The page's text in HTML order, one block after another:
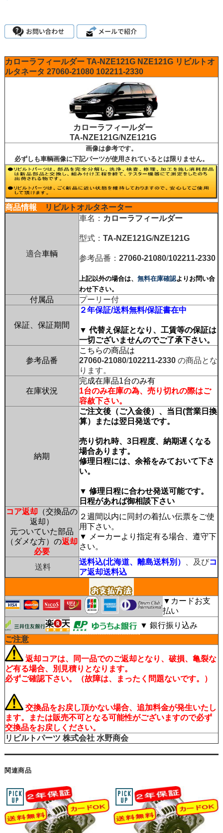
カローラフィールダー TA-NZE121G NZE121G リビルトオ
ルタネータ 27060-21080 102211-2330
カローラフィールダー
TA-NZE121G/NZE121G
画像は参考です。
必ずしも車輌画像に下記パーツが使用されているとは限りません。
商品情報 リビルトオルタネーター
適合車輌
車名： カローラフィールダー
型式： TA-NZE121G/NZE121G
参考品番： 27060-21080/102211-2330
上記以外の場合は、 無料在庫確認よりお問い合
わせ下さい。
付属品 プーリー付
保証、保証期間
２年保証/送料無料/保証書在中
▼ 代替え保証となり、工賃等の保証は
一切ございませんのでご了承下さい。
参考品番
こちらの商品は
27060-21080/102211-2330の商品とな
ります。
在庫状況
完成在庫品1台のみ有
1台のみ在庫の為、売り切れの際はご
容赦下さい。
納期
ご注文後（ご入金後）、当日(営業日換
算）または翌日発送です。
売り切れ時、3日程度、納期遅くなる
場合あります。
修理日程には、余裕をみておいて下さ
い。
▼ 修理日程に合わせ発送可能です。
日程があれば御相談下さい
コア返却 （交換品の
返却）
元ついていた部品
（ダメな方）の返却
必要
２週間以内に同封の着払い伝票をご使
用下さい。
▼ メーカーより指定有る場合、遵守下
さい。
送料
送料込(北海道、離島送料別） 、及びコ
ア返却送料込
▼カードお支
払い
▼ 銀行振り込み
ご注意
返却コアは、同一品でのご返却となり、破損、亀裂な
ど有る場合、別見積りとなります。
必ずご確認下さい。（故障は、まったく問題ないです。）
交換品をお戻し頂かない場合、追加料金が発生いたし
ます。または販売不可となる可能性がございますので必ず
交換品をお戻しください。
リビルトパーツ 株式会社 水野商会
関連商品